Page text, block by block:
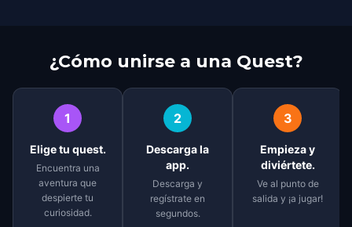
¿Cómo unirse a una Quest?
1
Elige tu quest.
Encuentra una
aventura que
despierte tu
curiosidad.
2
Descarga la
app.
Descarga y
regístrate en
segundos.
3
Empieza y
diviértete.
Ve al punto de
salida y ¡a jugar!